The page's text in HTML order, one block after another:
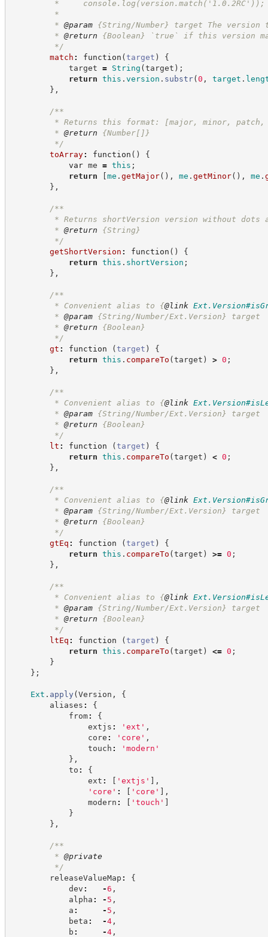
*     console.log(version.match('1.0.2RC'));
*
* @param {String/Number} target The version
* @return {Boolean}
`true` if this version
*/
match : function (target )
{
target = String (target ) ;
return this . version . substr(0 , target .
} ,
/**
* Returns this format: [major, minor, patch,
* @return
{Number[]}
*/
toArray: function ( )
{
var me = this ;
return
[me . getMajor( ) , me . getMinor( ) , me .
} ,
/**
* Returns shortVersion version without dots
* @return
{String}
*/
getShortVersion : function ( )
{
return this . shortVersion ;
} ,
/**
* Convenient alias to {@link
* @param {String/Number/Ext.Version} target
* @return
{Boolean}
*/
gt : function (target )
{
return this . compareTo (target ) > 0 ;
} ,
/**
* Convenient alias to {@link
* @param {String/Number/Ext.Version} target
* @return
{Boolean}
*/
lt : function (target )
{
return this . compareTo (target ) < 0 ;
} ,
/**
* Convenient alias to {@link
* @param {String/Number/Ext.Version} target
* @return
{Boolean}
*/
gtEq : function (target )
{
return this . compareTo (target ) >= 0 ;
} ,
/**
* Convenient alias to {@link
* @param {String/Number/Ext.Version} target
* @return
{Boolean}
*/
ltEq : function (target )
{
return this . compareTo (target ) <= 0 ;
}
} ;
Ext . apply (Version ,
{
aliases :
{
from:
{
extjs : ' ext ' ,
core : ' core ' ,
touch : ' modern '
} ,
to :
{
ext : [ ' extjs ' ] ,
' core ' : [ ' core ' ] ,
modern : [ ' touch ' ]
}
} ,
/**
* @private
*/
releaseValueMap :
{
dev : -6 ,
alpha : - 5 ,
a : - 5 ,
beta : -4,
b : -4,